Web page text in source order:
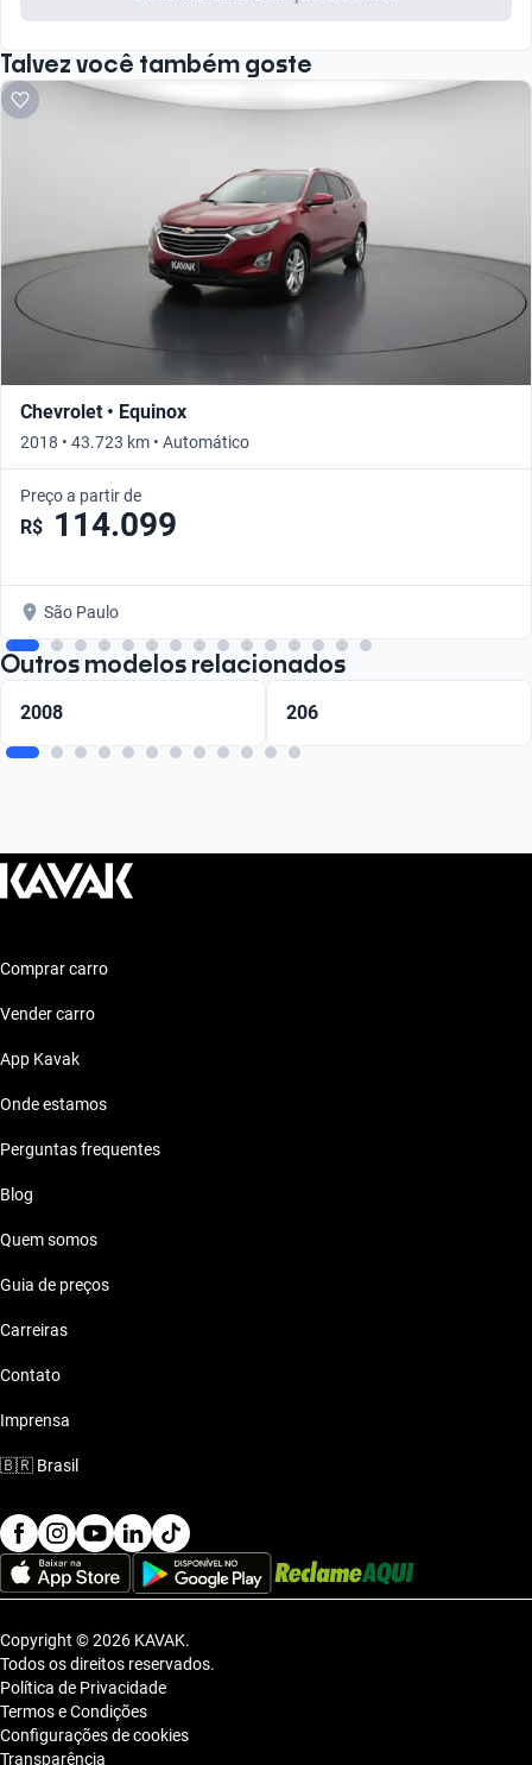
Talvez você também goste
Chevrolet • Equinox
2018 • 43.723 km • Automático
Preço a partir de
R$ 114.099
São Paulo
Outros modelos relacionados
2008 206
Comprar carro
Vender carro
App Kavak
Onde estamos
Perguntas frequentes
Blog
Quem somos
Guia de preços
Carreiras
Contato
Imprensa
🇧🇷 Brasil
Copyright © 2026 KAVAK.
Todos os direitos reservados.
Política de Privacidade
Termos e Condições
Configurações de cookies
Transparência